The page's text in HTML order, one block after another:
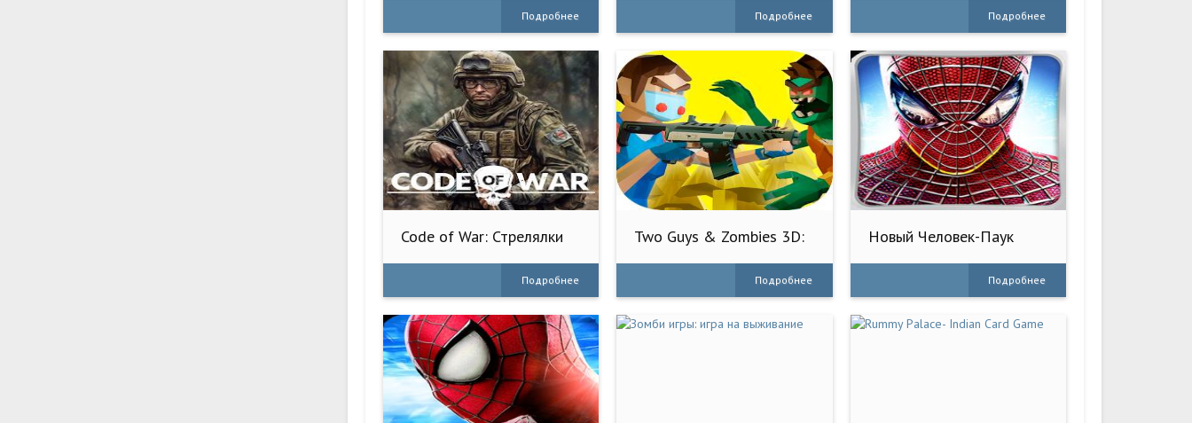
Подробнее Подробнее Подробнее
Code of War: Стрелялки
Подробнее
Two Guys & Zombies 3D:
По сети
Подробнее
Новый Человек-Паук
Подробнее